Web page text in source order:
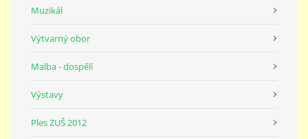
Muzikál
Výtvarný obor
Malba - dospělí
Výstavy
Ples ZUŠ 2012